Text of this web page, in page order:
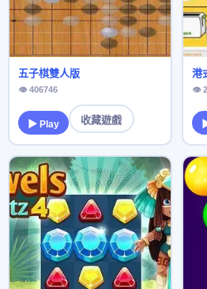
五子棋雙人版
👁 406746
▶ Play 收藏遊戲
港
👁